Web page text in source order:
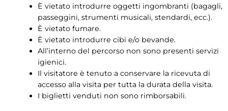
È vietato introdurre oggetti ingombranti (bagagli,
passeggini, strumenti musicali, stendardi, ecc.).
È vietato fumare.
È vietato introdurre cibi e/o bevande.
All’interno del percorso non sono presenti servizi
igienici.
Il visitatore è tenuto a conservare la ricevuta di
accesso alla visita per tutta la durata della visita.
I biglietti venduti non sono rimborsabili.